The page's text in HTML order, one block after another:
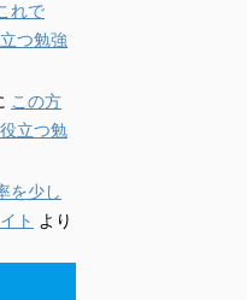
れで
つ勉強
この方
立つ勉
を少し
ト より